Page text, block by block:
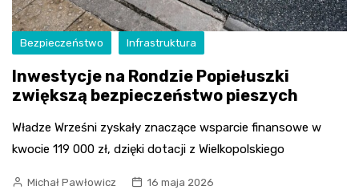
Bezpieczeństwo Infrastruktura
Inwestycje na Rondzie Popiełuszki
zwiększą bezpieczeństwo pieszych
Władze Wrześni zyskały znaczące wsparcie finansowe w
kwocie 119 000 zł, dzięki dotacji z Wielkopolskiego
Michał Pawłowicz 16 maja 2026